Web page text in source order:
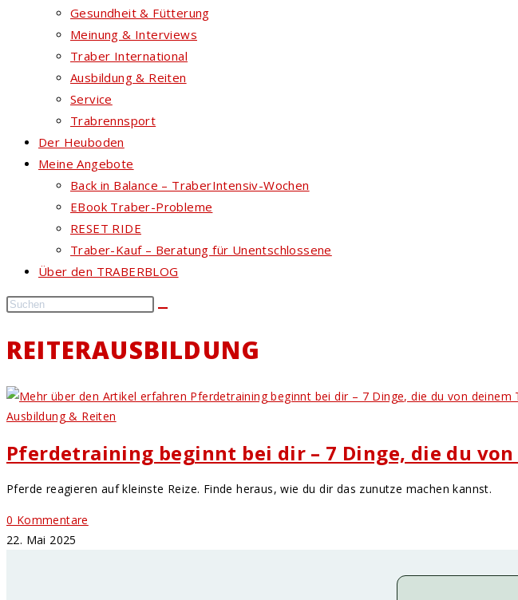
Gesundheit & Fütterung
Meinung & Interviews
Traber International
Ausbildung & Reiten
Service
Trabrennsport
Der Heuboden
Meine Angebote
Back in Balance – TraberIntensiv-Wochen
EBook Traber-Probleme
RESET RIDE
Traber-Kauf – Beratung für Unentschlossene
Über den TRABERBLOG
REITERAUSBILDUNG
Ausbildung & Reiten
Pferdetraining beginnt bei dir – 7 Dinge, die du
Pferde reagieren auf kleinste Reize. Finde heraus, wie du dir das zunutze machen kannst.
0 Kommentare
22. Mai 2025